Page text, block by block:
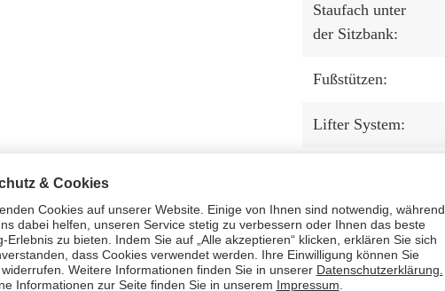
Staufach unter
der Sitzbank:
Fußstützen:
Lifter System:
Maximalbelastun
g (ca. kg):
Herstellernumme